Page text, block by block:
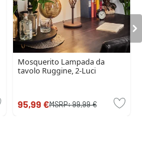
Mosquerito Lampada da
tavolo Ruggine, 2-Luci
95,99 €MSRP:99,99 €